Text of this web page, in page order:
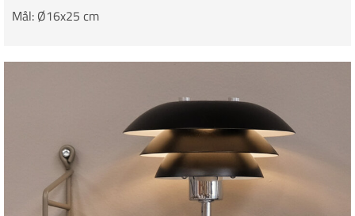
Mål: Ø16x25 cm